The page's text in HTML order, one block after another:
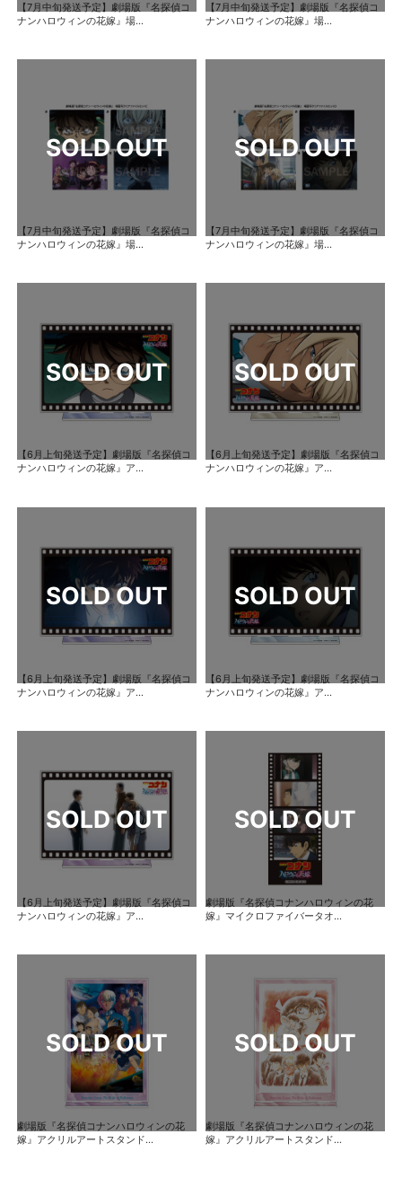
【7月中旬発送予定】劇場版『名探偵コ
ナンハロウィンの花嫁』場...
【7月中旬発送予定】劇場版『名探偵コ
ナンハロウィンの花嫁』場...
【7月中旬発送予定】劇場版『名探偵コ
ナンハロウィンの花嫁』場...
【7月中旬発送予定】劇場版『名探偵コ
ナンハロウィンの花嫁』場...
【6月上旬発送予定】劇場版『名探偵コ
ナンハロウィンの花嫁』ア...
【6月上旬発送予定】劇場版『名探偵コ
ナンハロウィンの花嫁』ア...
【6月上旬発送予定】劇場版『名探偵コ
ナンハロウィンの花嫁』ア...
【6月上旬発送予定】劇場版『名探偵コ
ナンハロウィンの花嫁』ア...
【6月上旬発送予定】劇場版『名探偵コ
ナンハロウィンの花嫁』ア...
劇場版『名探偵コナンハロウィンの花
嫁』マイクロファイバータオ...
劇場版『名探偵コナンハロウィンの花
嫁』アクリルアートスタンド...
劇場版『名探偵コナンハロウィンの花
嫁』アクリルアートスタンド...